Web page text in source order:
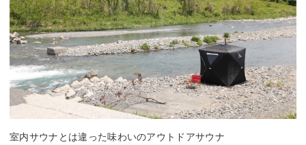
室内サウナとは違った味わいのアウトドアサウナ